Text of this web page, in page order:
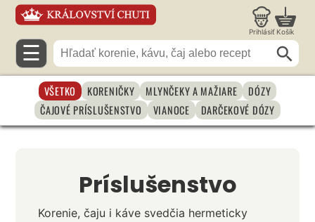
Prihlásiť Košík
☰
VŠETKO KORENIČKY MLYNČEKY A MAŽIARE
DÓZY
ČAJOVÉ PRÍSLUŠENSTVO
VIANOCE DARČEKOVÉ DÓZY
Príslušenstvo
Korenie, čaju i káve svedčia hermeticky